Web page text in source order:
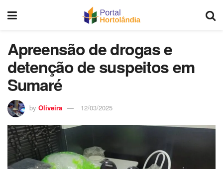
Apreensão de drogas e
detenção de suspeitos em
Sumaré
by Oliveira 12/03/2025